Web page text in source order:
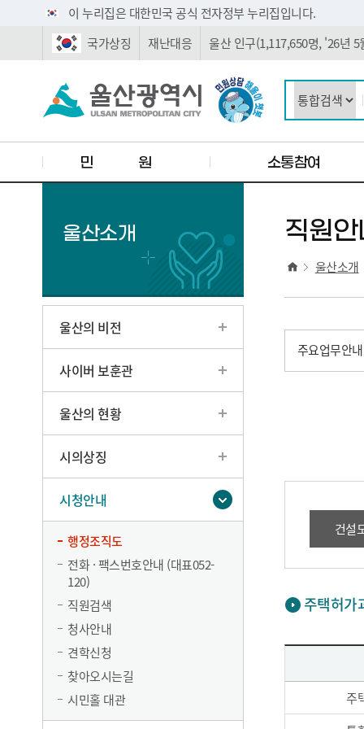
주요 메뉴로 건너뛰기
본문으로가기이 누리집은 대한민국 공식 전자정부 누리집입니다.
국가상징
재난대응 울산 인구(1,117,650명, '26년
민 원 소통참여
울산소개
울산의 비전
사이버 보훈관
울산의 현황
시의상징
시청안내
행정조직도
전화 · 팩스번호안내 (대표052-
120)
직원검색
청사안내
견학신청
찾아오시는길
시민홀 대관
직원안
울산소개
주요업무안내
건설
주택허가
주